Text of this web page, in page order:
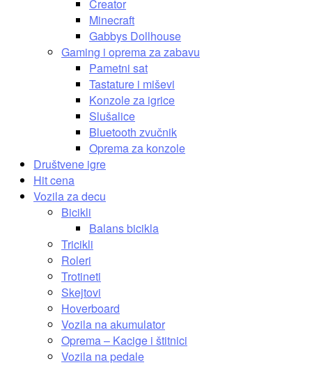
Creator
Minecraft
Gabbys Dollhouse
Gaming i oprema za zabavu
Pametni sat
Tastature i miševi
Konzole za igrice
Slušalice
Bluetooth zvučnik
Oprema za konzole
Društvene igre
Hit cena
Vozila za decu
Bicikli
Balans bicikla
Tricikli
Roleri
Trotineti
Skejtovi
Hoverboard
Vozila na akumulator
Oprema – Kacige i štitnici
Vozila na pedale